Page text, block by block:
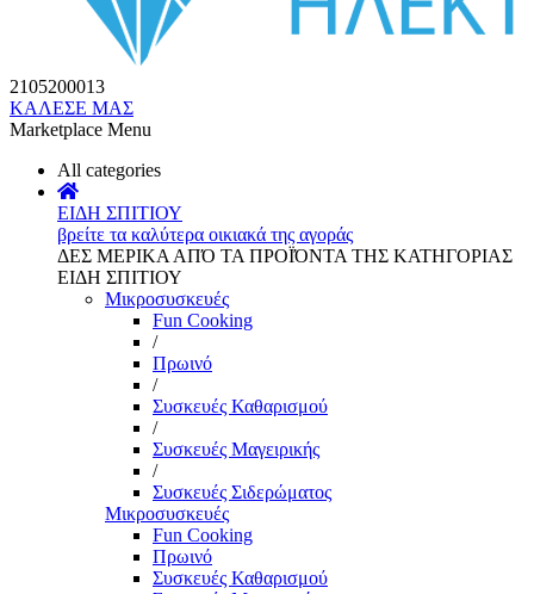
2105200013
ΚΑΛΕΣΕ ΜΑΣ
Marketplace Menu
All categories
ΕΙΔΗ ΣΠΙΤΙΟΥ
βρείτε τα καλύτερα οικιακά της αγοράς
ΔΕΣ ΜΕΡΙΚΑ ΑΠΌ ΤΑ ΠΡΟΪΌΝΤΑ ΤΗΣ ΚΑΤΗΓΟΡΙΑΣ
ΕΙΔΗ ΣΠΙΤΙΟΥ
Μικροσυσκευές
Fun Cooking
/
Πρωινό
/
Συσκευές Καθαρισμού
/
Συσκευές Μαγειρικής
/
Συσκευές Σιδερώματος
Μικροσυσκευές
Fun Cooking
Πρωινό
Συσκευές Καθαρισμού